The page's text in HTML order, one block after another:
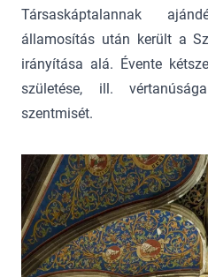
Társaskáptalannak
államosítás után került a
irányítása alá. Évente
születése, ill.
szentmisét.